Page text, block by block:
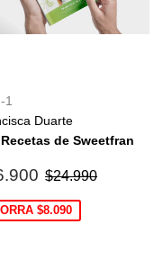
1
Duarte
de Sweetfran
$16.900
Precio habitual
$24.990
$8.090